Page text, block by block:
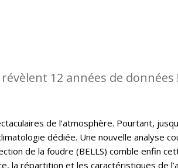
12 années de données !
de l’atmosphère. Pourtant,
dédiée. Une nouvelle analyse
de la foudre (BELLS) comble enfin
la répartition et les caractéristiques de